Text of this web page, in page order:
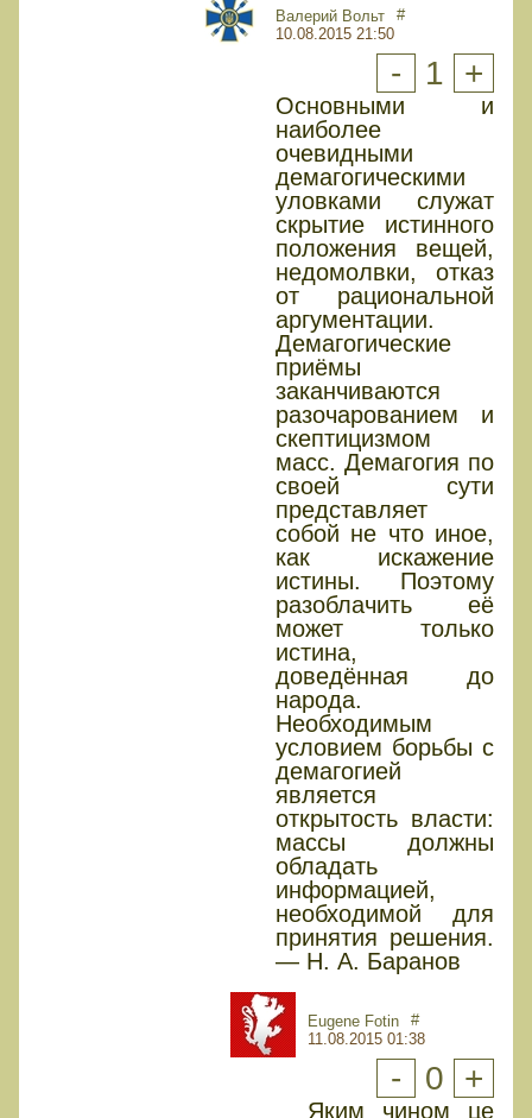
Валерий Вольт
10.08.2015 21:50
#
- 1 +
Основными и
наиболее
очевидными
демагогическими
уловками служат
скрытие истинного
положения вещей,
недомолвки, отказ
от рациональной
аргументации.
Демагогические
приёмы
заканчиваются
разочарованием и
скептицизмом
масс. Демагогия по
своей сути
представляет
собой не что иное,
как искажение
истины. Поэтому
разоблачить её
может только
истина,
доведённая до
народа.
Необходимым
условием борьбы с
демагогией
является
открытость власти:
массы должны
обладать
информацией,
необходимой для
принятия решения.
— Н. А. Баранов
Eugene Fotin
11.08.2015 01:38
#
- 0 +
Яким чином це